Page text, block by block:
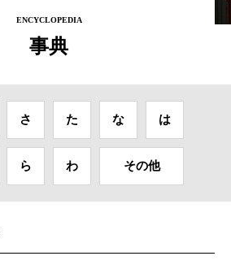
ENCYCLOPEDIA
事典
さ た な は
ら わ その他